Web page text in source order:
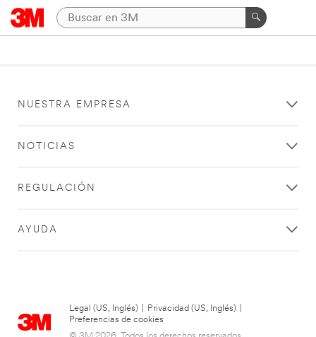
NUESTRA EMPRESA
NOTICIAS
REGULACIÓN
AYUDA
Legal (US, Inglés) Privacidad (US, Inglés)
Preferencias de cookies